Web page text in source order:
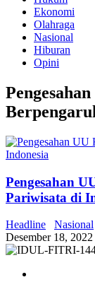
Ekonomi
Olahraga
Nasional
Hiburan
Opini
Pengesahan
Pariwisata di
Headline Nasional
Desember 18, 2022